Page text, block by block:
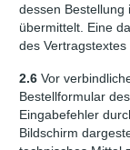
dessen Bestellung
übermittelt. Eine
des
2.6 Vor
Bestellformular
Eingabefehler
Bildschirm